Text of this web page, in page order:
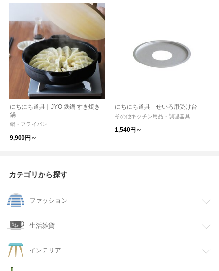
にちにち道具｜JYO 鉄鍋 すき焼き
鍋
鍋・フライパン
9,900円～
にちにち道具｜せいろ用受け台
その他キッチン用品・調理器具
1,540円～
カテゴリから探す
ファッション
生活雑貨
インテリア